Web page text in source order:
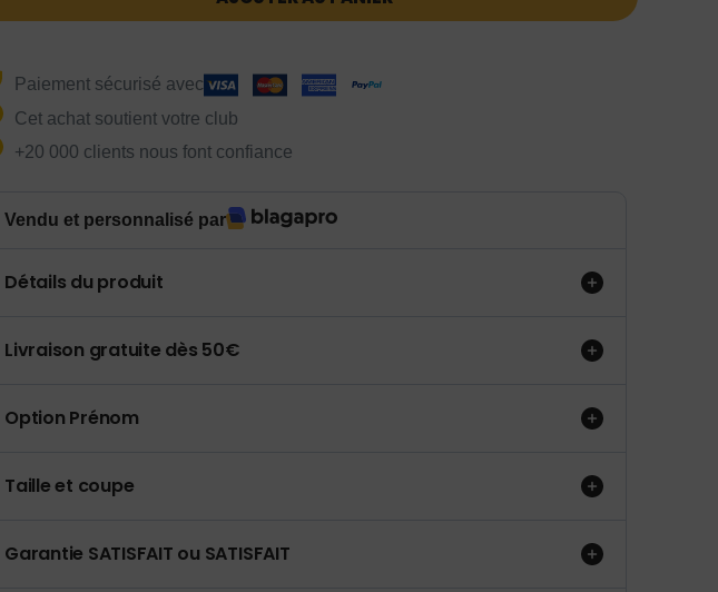
Paiement sécurisé avec
Cet achat soutient votre club
+20 000 clients nous font confiance
Vendu et personnalisé par
Détails du produit
Livraison gratuite dès 50€
Option Prénom
Taille et coupe
Garantie SATISFAIT ou SATISFAIT